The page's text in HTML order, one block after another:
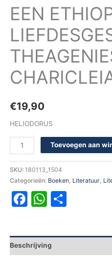
EEN
€19,90
HELIODORUS
Toevoegen aan
SKU: 180113_1504
Categorieën: Boeken Literatuur
Facebook
Beschrijving